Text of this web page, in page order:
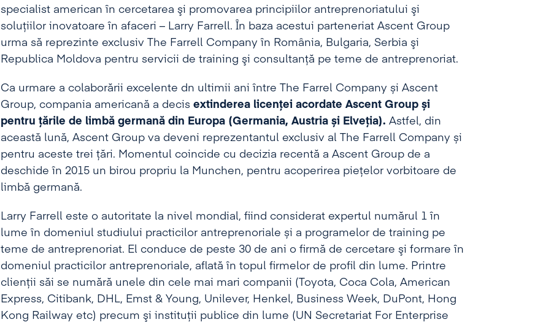
specialist american în cercetarea şi promovarea principiilor antreprenoriatului şi
soluţiilor inovatoare în afaceri – Larry Farrell. În baza acestui parteneriat Ascent Group
urma să reprezinte exclusiv The Farrell Company în România, Bulgaria, Serbia şi
Republica Moldova pentru servicii de training şi consultanţă pe teme de antreprenoriat.
Ca urmare a colaborării excelente dn ultimii ani între The Farrel Company și Ascent
Group, compania americană a decis extinderea licenței acordate Ascent Group și
pentru țările de limbă germană din Europa (Germania, Austria și Elveția). Astfel, din
această lună, Ascent Group va deveni reprezentantul exclusiv al The Farrell Company și
pentru aceste trei țări. Momentul coincide cu decizia recentă a Ascent Group de a
deschide în 2015 un birou propriu la Munchen, pentru acoperirea piețelor vorbitoare de
limbă germană.
Larry Farrell este o autoritate la nivel mondial, fiind considerat expertul numărul 1 în
lume în domeniul studiului practicilor antreprenoriale și a programelor de training pe
teme de antreprenoriat. El conduce de peste 30 de ani o firmă de cercetare şi formare în
domeniul practicilor antreprenoriale, aflată în topul firmelor de profil din lume. Printre
clienţii săi se numără unele din cele mai mari companii (Toyota, Coca Cola, American
Express, Citibank, DHL, Emst & Young, Unilever, Henkel, Business Week, DuPont, Hong
Kong Railway etc) precum şi instituţii publice din lume (UN Secretariat For Enterprise